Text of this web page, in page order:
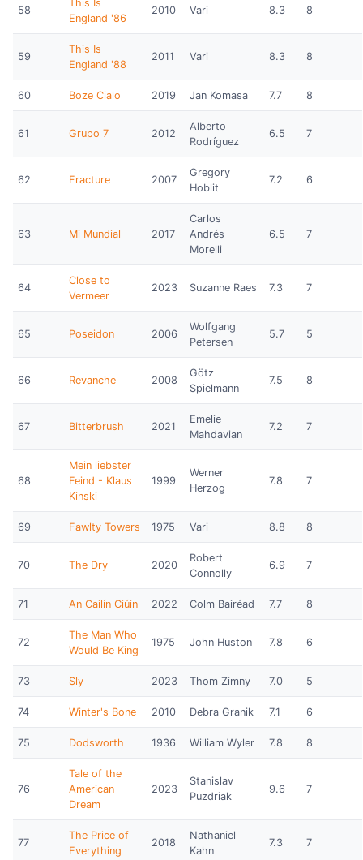
58
This Is
England '86
2010 Vari 8.3 8
59
This Is
England '88
2011 Vari 8.3 8
60 Boze Cialo 2019 Jan Komasa 7.7 8
61 Grupo 7 2012
Alberto
Rodríguez
6.5 7
62 Fracture 2007
Gregory
Hoblit
7.2 6
63 Mi Mundial 2017
Carlos
Andrés
Morelli
6.5 7
64
Close to
Vermeer
2023 Suzanne Raes 7.3 7
65 Poseidon 2006
Wolfgang
Petersen
5.7 5
66 Revanche 2008
Götz
Spielmann
7.5 8
67 Bitterbrush 2021
Emelie
Mahdavian
7.2 7
68
Mein liebster
Feind - Klaus
Kinski
1999
Werner
Herzog
7.8 7
69 Fawlty Towers 1975 Vari 8.8 8
70 The Dry 2020
Robert
Connolly
6.9 7
71 An Cailín Ciúin 2022 Colm Bairéad 7.7 8
72
The Man Who
Would Be King
1975 John Huston 7.8 6
73 Sly 2023 Thom Zimny 7.0 5
74 Winter's Bone 2010 Debra Granik 7.1 6
75 Dodsworth 1936 William Wyler 7.8 8
76
Tale of the
American
Dream
2023
Stanislav
Puzdriak
9.6 7
77
The Price of
Everything
2018
Nathaniel
Kahn
7.3 7